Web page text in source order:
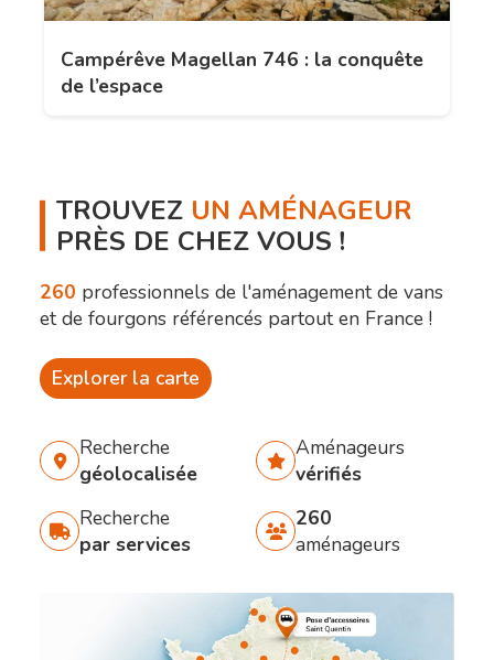
Campérêve Magellan 746 : la conquête
de l’espace
TROUVEZ UN AMÉNAGEUR
PRÈS DE CHEZ VOUS !
260 professionnels de l'aménagement de vans
et de fourgons référencés partout en France !
Explorer la carte
Recherche
géolocalisée
Aménageurs
vérifiés
Recherche
par services
260
aménageurs